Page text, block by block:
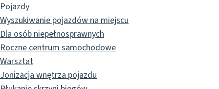
Pojazdy
Wyszukiwanie pojazdów na miejscu
Dla osób niepełnosprawnych
Roczne centrum samochodowe
Warsztat
Jonizacja wnętrza pojazdu